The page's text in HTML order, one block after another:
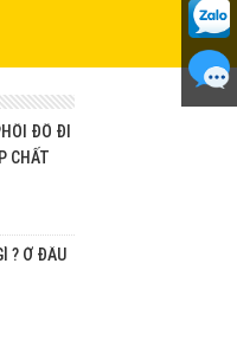
ĐỒ ĐI
CHẤT
? Ở ĐÂU